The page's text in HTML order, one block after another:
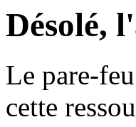
Désolé,
Le pare-
cette